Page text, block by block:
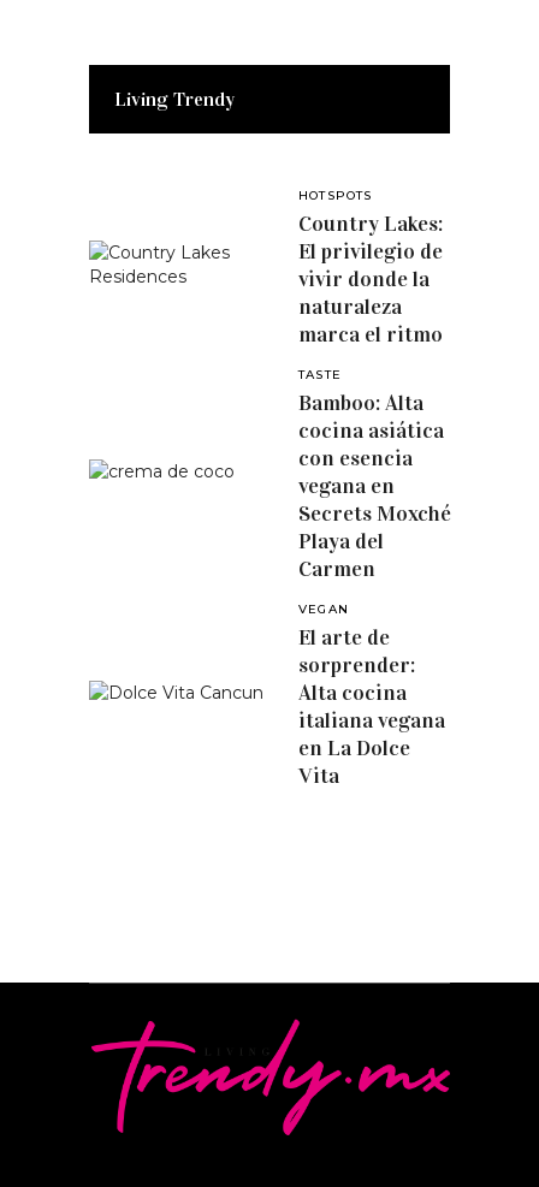
Living Trendy
HOTSPOTS
Country Lakes:
El privilegio de
vivir donde la
naturaleza
marca el ritmo
TASTE
Bamboo: Alta
cocina asiática
con esencia
vegana en
Secrets Moxché
Playa del
Carmen
VEGAN
El arte de
sorprender:
Alta cocina
italiana vegana
en La Dolce
Vita